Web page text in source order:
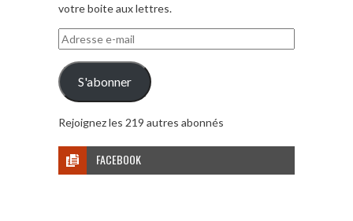
votre boite aux lettres.
Adresse
e-
mail
S'abonner
Rejoignez les 219 autres abonnés
FACEBOOK